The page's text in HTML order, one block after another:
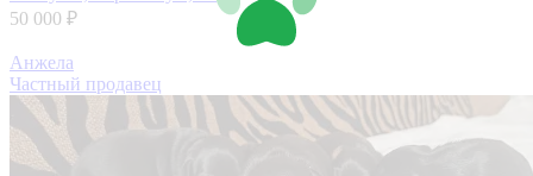
50 000 ₽
Анжела
Частный продавец